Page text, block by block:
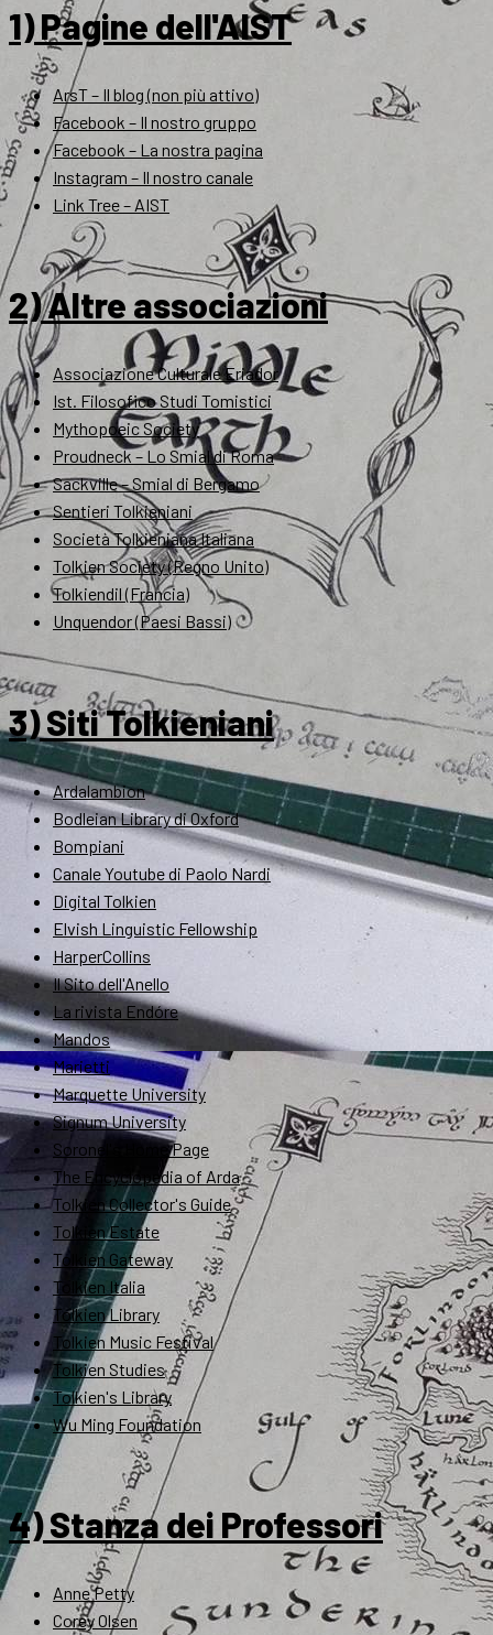
1) Pagine dell'AIST
ArsT – Il blog (non più attivo)
Facebook – Il nostro gruppo
Facebook – La nostra pagina
Instagram – Il nostro canale
Link Tree – AIST
2) Altre associazioni
Associazione Culturale Eriador
Ist. Filosofico Studi Tomistici
Mythopoeic Society
Proudneck – Lo Smial di Roma
Sackville – Smial di Bergamo
Sentieri Tolkieniani
Società Tolkieniana Italiana
Tolkien Society (Regno Unito)
Tolkiendil (Francia)
Unquendor (Paesi Bassi)
3) Siti Tolkieniani
Ardalambion
Bodleian Library di Oxford
Bompiani
Canale Youtube di Paolo Nardi
Digital Tolkien
Elvish Linguistic Fellowship
HarperCollins
Il Sito dell'Anello
La rivista Endóre
Mandos
Marietti
Marquette University
Signum University
Soronel's Home Page
The Encyclopedia of Arda
Tolkien Collector's Guide
Tolkien Estate
Tolkien Gateway
Tolkien Italia
Tolkien Library
Tolkien Music Festival
Tolkien Studies
Tolkien's Library
Wu Ming Foundation
4) Stanza dei Professori
Anne Petty
Corey Olsen